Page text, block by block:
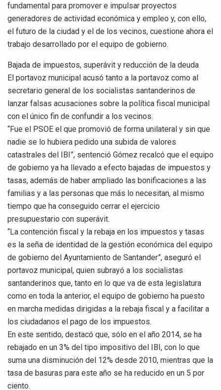
fundamental para promover e impulsar proyectos
generadores de actividad económica y empleo y, con ello,
el futuro de la ciudad y el de los vecinos, cuestione ahora el
trabajo desarrollado por el equipo de gobierno.
Bajada de impuestos, superávit y reducción de la deuda
El portavoz municipal acusó tanto a la portavoz como al
secretario general de los socialistas santanderinos de
lanzar falsas acusaciones sobre la política fiscal municipal
con el único fin de confundir a los vecinos.
“Fue el PSOE el que promovió de forma unilateral y sin que
nadie se lo hubiera pedido una subida de valores
catastrales del IBI”, sentenció Gómez recalcó que el equipo
de gobierno ya ha llevado a efecto bajadas de impuestos y
tasas, además de haber ampliado las bonificaciones a las
familias y a las personas que más lo necesitan, al mismo
tiempo que ha conseguido cerrar el ejercicio
presupuestario con superávit.
“La contención fiscal y la rebaja en los impuestos y tasas
es la seña de identidad de la gestión económica del equipo
de gobierno del Ayuntamiento de Santander”, aseguró el
portavoz municipal, quien subrayó a los socialistas
santanderinos que, tanto en lo que va de esta legislatura
como en toda la anterior, el equipo de gobierno ha puesto
en marcha medidas dirigidas a la rebaja fiscal y a facilitar a
los ciudadanos el pago de los impuestos.
En este sentido, destacó que, sólo en el año 2014, se ha
rebajado en un 3% del tipo impositivo del IBI, con lo que
suma una disminución del 12% desde 2010, mientras que la
tasa de basuras para este año se ha reducido en un 5 por
ciento.